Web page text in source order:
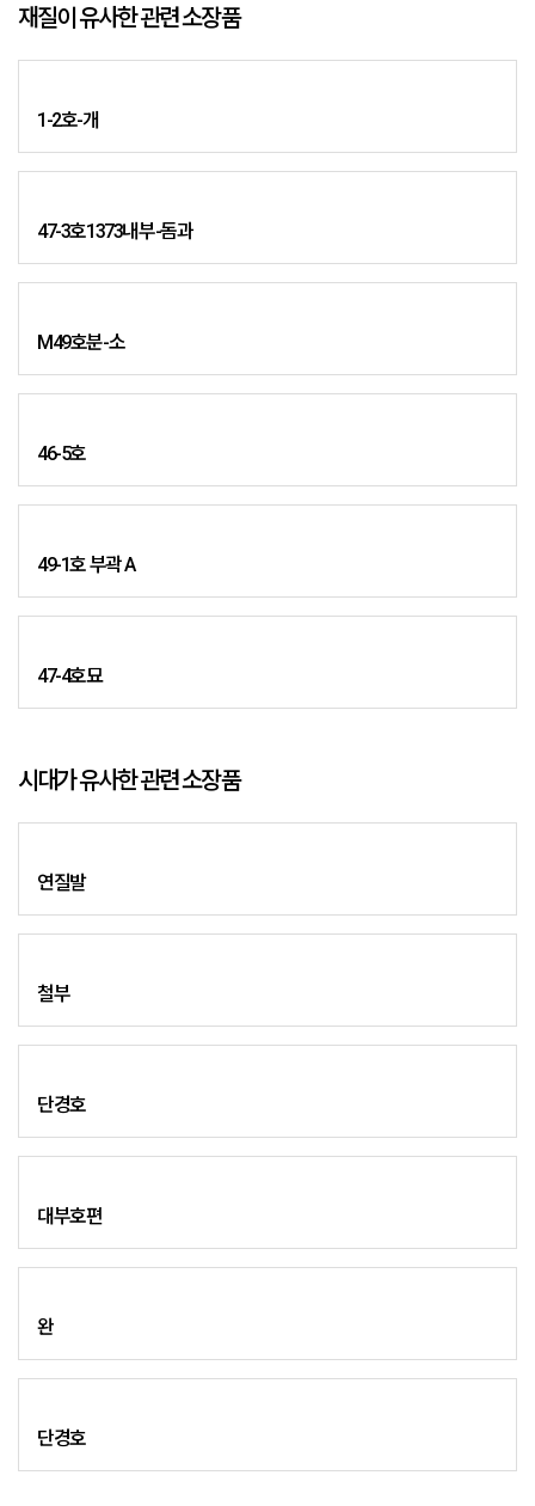
재질이 유사한 관련 소장품
1-2호-개
47-3호1373내부-돔과
M49호분-소
46-5호
49-1호 부곽 A
47-4호묘
시대가 유사한 관련 소장품
연질발
철부
단경호
대부호편
완
단경호